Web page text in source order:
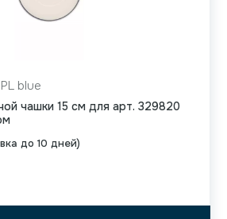
до 10 дней)
blue
чашки 15 см для арт. 329820